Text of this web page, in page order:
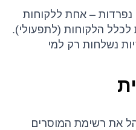
– אחת ללקוחות
לכלל הלקוחות (לתפעולי).
נשלחות רק למי
את רשימת המוסרים